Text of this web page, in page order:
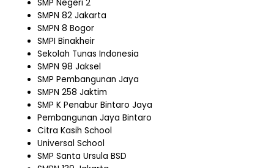
SMP Negeri 2
SMPN 82 Jakarta
SMPN 8 Bogor
SMPI Binakheir
Sekolah Tunas Indonesia
SMPN 98 Jaksel
SMP Pembangunan Jaya
SMPN 258 Jaktim
SMP K Penabur Bintaro Jaya
Pembangunan Jaya Bintaro
Citra Kasih School
Universal School
SMP Santa Ursula BSD